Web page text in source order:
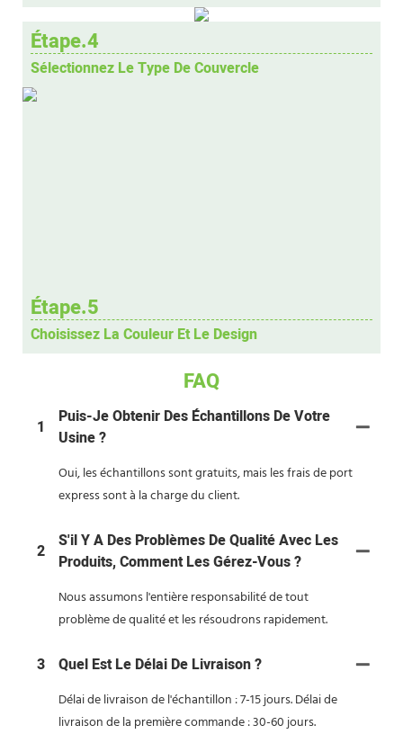
Étape.4
Sélectionnez Le Type De Couvercle
Étape.5
Choisissez La Couleur Et Le Design
FAQ
1
Puis-Je Obtenir Des Échantillons De Votre
Usine ?
Oui, les échantillons sont gratuits, mais les frais de port
express sont à la charge du client.
2
S'il Y A Des Problèmes De Qualité Avec Les
Produits, Comment Les Gérez-Vous ?
Nous assumons l'entière responsabilité de tout
problème de qualité et les résoudrons rapidement.
3 Quel Est Le Délai De Livraison ?
Délai de livraison de l'échantillon : 7-15 jours. Délai de
livraison de la première commande : 30-60 jours.